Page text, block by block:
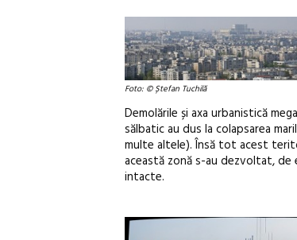
Foto: © Ștefan Tuchilă
Demolările și axa urbanistică
sălbatic au dus la colapsarea
multe altele). Însă tot acest
această zonă s-au dezvoltat, de
intacte.